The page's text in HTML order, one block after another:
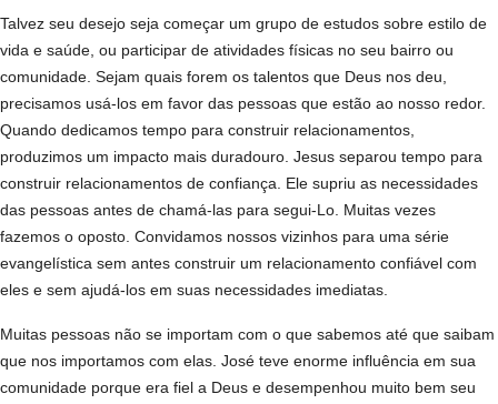
Talvez seu desejo seja começar um grupo de estudos sobre estilo de
vida e saúde, ou participar de atividades físicas no seu bairro ou
comunidade. Sejam quais forem os talentos que Deus nos deu,
precisamos usá-los em favor das pessoas que estão ao nosso redor.
Quando dedicamos tempo para construir relacionamentos,
produzimos um impacto mais duradouro. Jesus separou tempo para
construir relacionamentos de confiança. Ele supriu as necessidades
das pessoas antes de chamá-las para segui-Lo. Muitas vezes
fazemos o oposto. Convidamos nossos vizinhos para uma série
evangelística sem antes construir um relacionamento confiável com
eles e sem ajudá-los em suas necessidades imediatas.
Muitas pessoas não se importam com o que sabemos até que saibam
que nos importamos com elas. José teve enorme influência em sua
comunidade porque era fiel a Deus e desempenhou muito bem seu